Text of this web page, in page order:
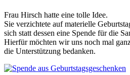
Frau Hirsch hatte eine tolle Idee.
Sie verzichtete auf materielle
sich statt dessen eine Spende für die
Hierfür möchten wir uns noch mal
die Unterstützung bedanken.